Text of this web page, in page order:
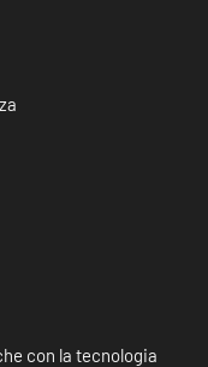
con la tecnologia